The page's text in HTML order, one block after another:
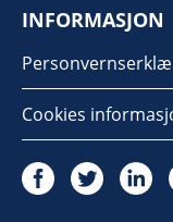
INFORMASJON
Cookies